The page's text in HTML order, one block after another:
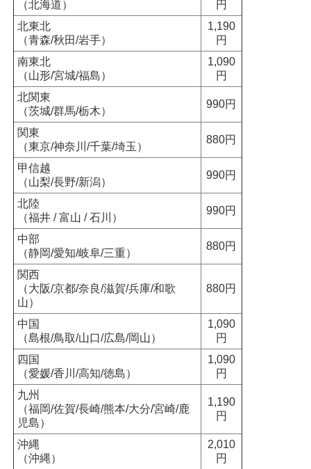
（北海道）
円
北東北
（青森/秋田/岩手）
1,190
円
南東北
（山形/宮城/福島）
1,090
円
北関東
（茨城/群馬/栃木）
990円
関東
（東京/神奈川/千葉/埼玉）
880円
甲信越
（山梨/長野/新潟）
990円
北陸
（福井 / 富山 / 石川）
990円
中部
（静岡/愛知/岐阜/三重）
880円
関西
（大阪/京都/奈良/滋賀/兵庫/和歌
山）
880円
中国
（島根/鳥取/山口/広島/岡山）
1,090
円
四国
（愛媛/香川/高知/徳島）
1,090
円
九州
（福岡/佐賀/長崎/熊本/大分/宮崎/鹿
児島）
1,190
円
沖縄
（沖縄）
2,010
円